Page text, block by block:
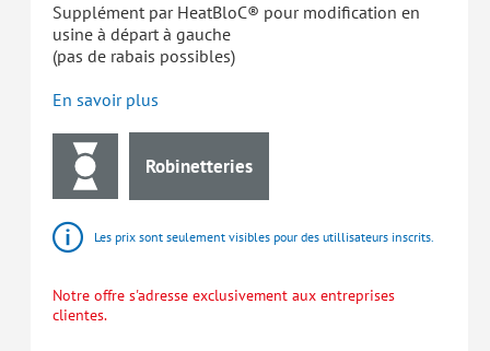
Supplément par HeatBloC® pour modification en
usine à départ à gauche
(pas de rabais possibles)
En savoir plus
Robinetteries
Les prix sont seulement visibles pour des utillisateurs inscrits.
Notre offre s'adresse exclusivement aux entreprises
clientes.